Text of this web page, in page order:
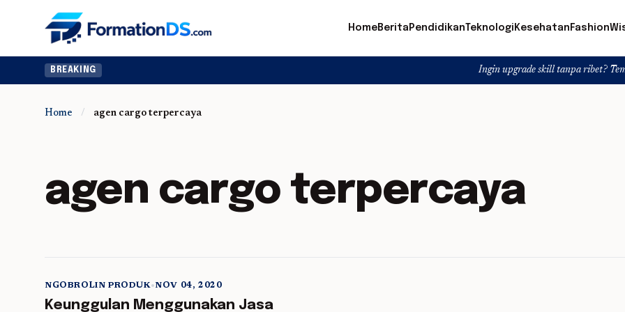
HomeBerita PendidikanTeknologi Kesehatan Fashion
BREAKING Ingin upgrade skill tanpa ribet? Temukan
Home / agen cargo terpercaya
agen cargo terpercaya
5 min read
NGOBROLIN PRODUK•NOV 04, 2020
Keunggulan Menggunakan Jasa